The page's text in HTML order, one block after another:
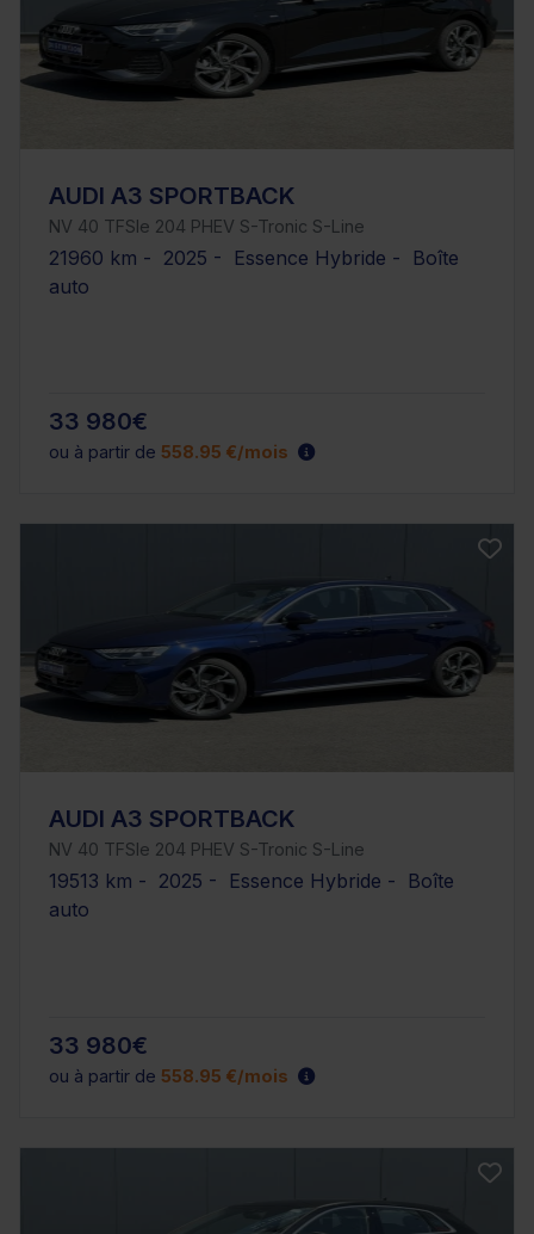
AUDI A3 SPORTBACK
NV 40 TFSIe 204 PHEV S-Tronic S-Line
21960 km - 2025 - Essence Hybride - Boîte
auto
33 980€
ou à partir de 558.95 €/mois
AUDI A3 SPORTBACK
NV 40 TFSIe 204 PHEV S-Tronic S-Line
19513 km - 2025 - Essence Hybride - Boîte
auto
33 980€
ou à partir de 558.95 €/mois